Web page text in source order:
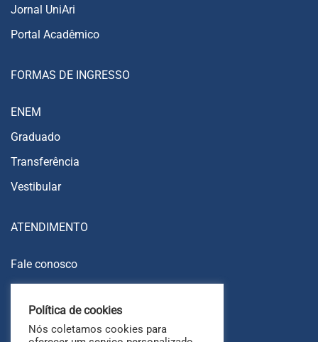
Jornal UniAri
Portal Acadêmico
FORMAS DE INGRESSO
ENEM
Graduado
Transferência
Vestibular
ATENDIMENTO
Fale conosco
Ouvidoria
FAQ
Política de cookies
Nós coletamos cookies para